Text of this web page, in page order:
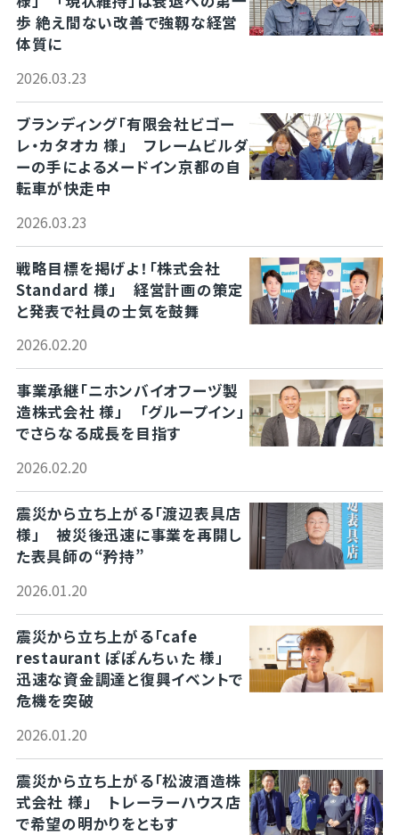
歩 絶え間ない改善で強靱な経営
体質に
2026.03.23
ブランディング「有限会社ビゴー
レ・カタオカ 様」 フレームビルダ
ーの手によるメードイン京都の自
転車が快走中
2026.03.23
戦略目標を掲げよ！「株式会社
Standard 様」 経営計画の策定
と発表で社員の士気を鼓舞
2026.02.20
事業承継「ニホンバイオフーヅ製
造株式会社 様」 「グループイン」
でさらなる成長を目指す
2026.02.20
震災から立ち上がる「渡辺表具店
様」 被災後迅速に事業を再開し
た表具師の“矜持”
2026.01.20
震災から立ち上がる「cafe
restaurant ぽぽんちぃた 様」
迅速な資金調達と復興イベントで
危機を突破
2026.01.20
震災から立ち上がる「松波酒造株
式会社 様」 トレーラーハウス店
で希望の明かりをともす